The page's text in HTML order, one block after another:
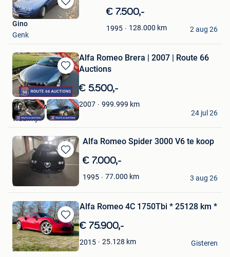
Bewaren
in
€ 7.500,-
1995 128.000 km
Gino
Genk
2 aug 26
Bewaren
in
Mijn
Favorieten
Alfa Romeo Brera | 2007 | Route 66
Auctions
€ 5.500,-
2007 999.999 km
Route 66 Auctions
Waalwijk
24 jul 26
Bewaren
in
Mijn
Favorieten
Alfa Romeo Spider 3000 V6 te koop
€ 7.000,-
1995 77.000 km
alain galant
Ukkel
3 aug 26
Bewaren
in
Mijn
Favorieten
Alfa Romeo 4C 1750Tbi * 25128 km *
€ 75.900,-
2015 25.128 km
Ital Mobiel Classics
Jabbeke
Gisteren